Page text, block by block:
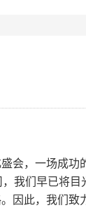
会，一场成功
我们早已将目
因此，我们致